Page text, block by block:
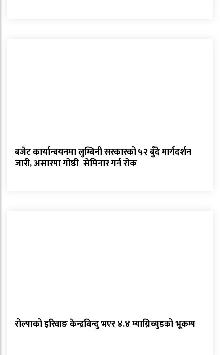
बजेट कार्यान्वयनमा लुम्बिनी सरकारको ५२ बुँदे मार्गदर्शन
जारी, असारमा गोष्ठी–सेमिनार गर्न रोक
रोल्पाको इरिवाङ केन्द्रबिन्दु भएर ४.४ म्याग्निच्युडको भूकम्प